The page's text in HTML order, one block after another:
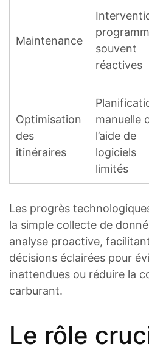
Maintenance
souvent
réactives
Optimisation
des
itinéraires
manuelle
l’aide de
logiciels
limités
Les progrès
la simple collecte de
analyse proactive,
décisions éclairées pour
inattendues ou réduire la
carburant.
Le rôle